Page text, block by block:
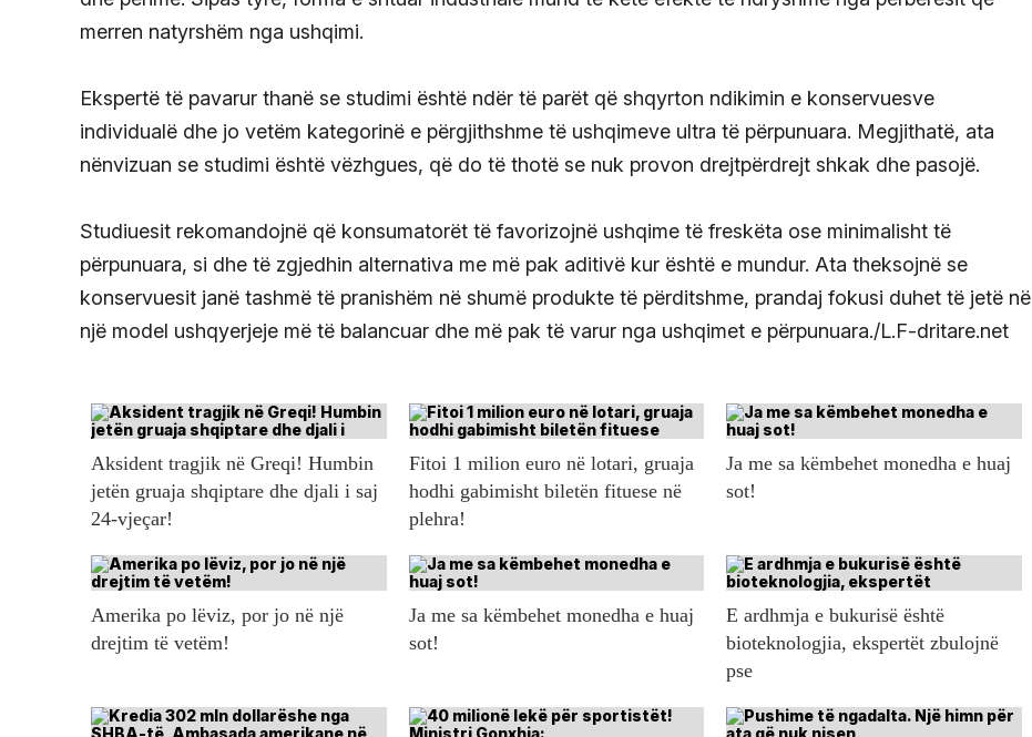
merren natyrshëm nga ushqimi.
Ekspertë të pavarur thanë se studimi është ndër të parët që shqyrton ndikimin e konservuesve
individualë dhe jo vetëm kategorinë e përgjithshme të ushqimeve ultra të përpunuara. Megjithatë, ata
nënvizuan se studimi është vëzhgues, që do të thotë se nuk provon drejtpërdrejt shkak dhe pasojë.
Studiuesit rekomandojnë që konsumatorët të favorizojnë ushqime të freskëta ose minimalisht të
përpunuara, si dhe të zgjedhin alternativa me më pak aditivë kur është e mundur. Ata theksojnë se
konservuesit janë tashmë të pranishëm në shumë produkte të përditshme, prandaj fokusi duhet të jetë në
një model ushqyerjeje më të balancuar dhe më pak të varur nga ushqimet e përpunuara./L.F-dritare.net
Aksident tragjik në Greqi! Humbin
jetën gruaja shqiptare dhe djali i saj
24-vjeçar!
Fitoi 1 milion euro në lotari, gruaja
hodhi gabimisht biletën fituese në
plehra!
Ja me sa këmbehet monedha e huaj
sot!
Amerika po lëviz, por jo në një
drejtim të vetëm!
Ja me sa këmbehet monedha e huaj
sot!
E ardhmja e bukurisë është
bioteknologjia, ekspertët zbulojnë
pse